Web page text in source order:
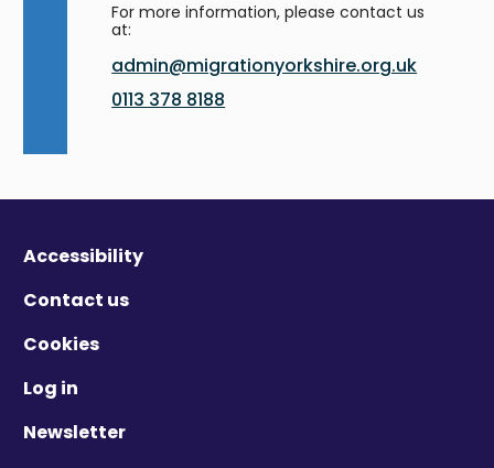
For more information, please contact us
at:
admin@migrationyorkshire.org.uk
0113 378 8188
Accessibility
Contact us
Cookies
Log in
Newsletter